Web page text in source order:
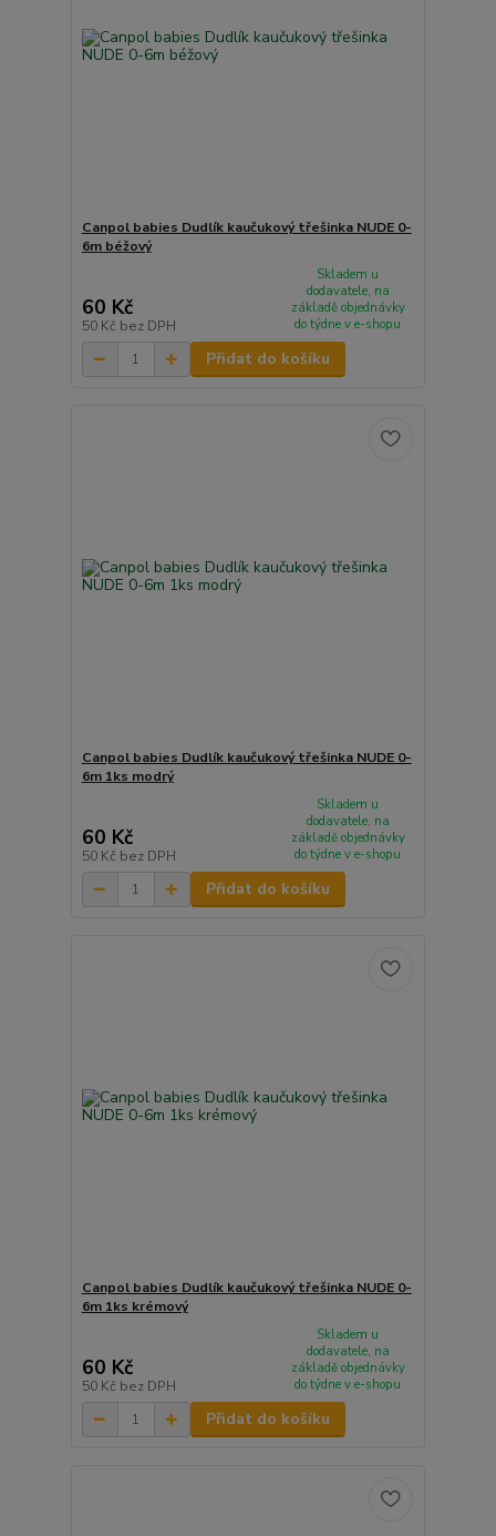
Canpol babies Dudlík kaučukový třešinka NUDE 0-
6m béžový
60 Kč
50 Kč bez DPH
Skladem u
dodavatele, na
základě objednávky
do týdne v e-shopu
Přidat do košíku
Canpol babies Dudlík kaučukový třešinka NUDE 0-
6m 1ks modrý
60 Kč
50 Kč bez DPH
Skladem u
dodavatele, na
základě objednávky
do týdne v e-shopu
Přidat do košíku
Canpol babies Dudlík kaučukový třešinka NUDE 0-
6m 1ks krémový
60 Kč
50 Kč bez DPH
Skladem u
dodavatele, na
základě objednávky
do týdne v e-shopu
Přidat do košíku